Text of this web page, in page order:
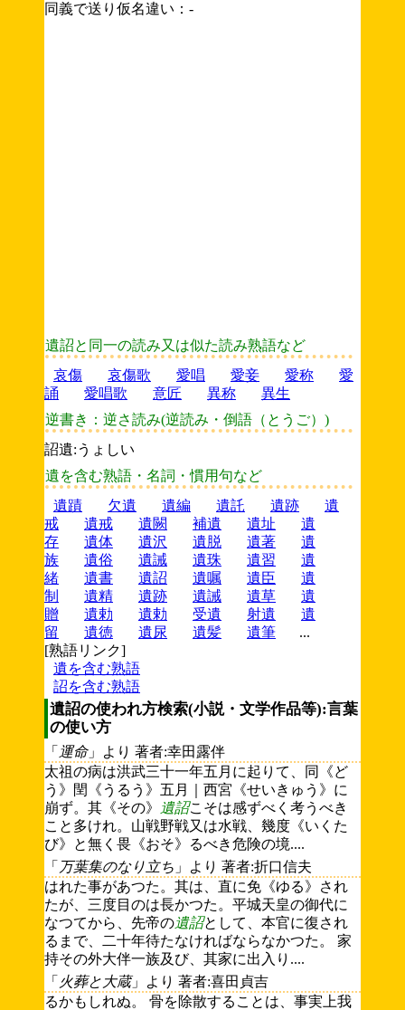
同義で送り仮名違い：-
遺詔と同一の読み又は似た読み熟語など
哀傷
哀傷歌 愛唱 愛妾 愛称
愛
誦
愛唱歌 意匠 異称
異生
逆書き：逆さ読み(逆読み・倒語（とうご）)
詔遺:うょしい
遺を含む熟語・名詞・慣用句など
遺蹟
欠遺 遺編 遺託 遺跡
遺
戒
遺戒 遺闕 補遺 遺址
遺
存
遺体 遺沢 遺脱 遺著
遺
族
遺俗 遺誡 遺珠 遺習
遺
緒
遺書 遺詔 遺嘱 遺臣
遺
制
遺精 遺跡 遺誡 遺草
遺
贈
遺勅 遺勅 受遺 射遺
遺
留
遺徳 遺尿 遺髪 遺筆
...
[熟語リンク]
遺を含む熟語
詔を含む熟語
遺詔の使われ方検索(小説・文学作品等):言葉
の使い方
「 運命」より 著者:幸田露伴
太祖の病は洪武三十一年五月に起りて、同《ど
う》閏《うるう》五月｜西宮《せいきゅう》に
崩ず。其《その》
遺詔こそは感ずべく考うべき
こと多けれ。山戦野戦又は水戦、幾度《いくた
び》と無く畏《おそ》るべき危険の境....
「 万葉集のなり立ち 」より 著者:折口信夫
はれた事があつた。其は、直に免《ゆる》され
たが、三度目のは長かつた。平城天皇の御代に
なつてから、先帝の遺詔として、本官に復され
るまで、二十年待たなければならなかつた。 家
持その外大伴一族及び、其家に出入り....
「 火葬と大蔵」より 著者:喜田貞吉
るかもしれぬ。 骨を除散することは、事実上我